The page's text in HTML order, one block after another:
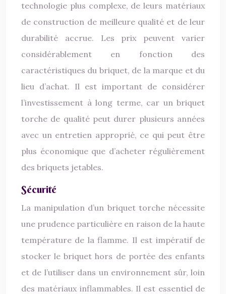
technologie plus complexe, de leurs matériaux
de construction de meilleure qualité et de leur
durabilité accrue. Les prix peuvent varier
considérablement en fonction des
caractéristiques du briquet, de la marque et du
lieu d’achat. Il est important de considérer
l’investissement à long terme, car un briquet
torche de qualité peut durer plusieurs années
avec un entretien approprié, ce qui peut être
plus économique que d’acheter régulièrement
des briquets jetables.
Sécurité
La manipulation d’un briquet torche nécessite
une prudence particulière en raison de la haute
température de la flamme. Il est impératif de
stocker le briquet hors de portée des enfants
et de l’utiliser dans un environnement sûr, loin
des matériaux inflammables. Il est essentiel de